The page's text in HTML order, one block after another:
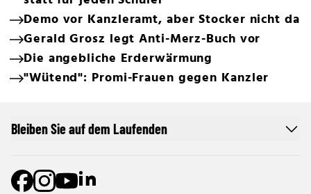
Demo vor Kanzleramt, aber Stocker nicht da
Gerald Grosz legt Anti-Merz-Buch vor
Die angebliche Erderwärmung
"Wütend": Promi-Frauen gegen Kanzler
Bleiben Sie auf dem Laufenden